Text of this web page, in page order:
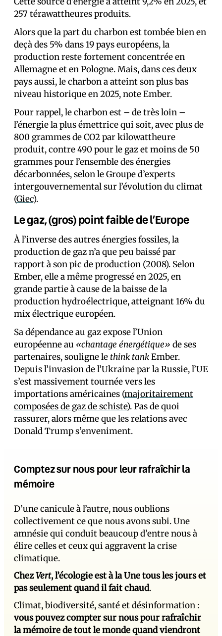
257 térawattheures produits.
Alors que la part du charbon est tombée bien en
deçà des 5% dans 19 pays européens, la
production reste fortement concentrée en
Allemagne et en Pologne. Mais, dans ces deux
pays aussi, le charbon a atteint son plus bas
niveau historique en 2025, note Ember.
Pour rappel, le charbon est – de très loin –
l’énergie la plus émettrice qui soit, avec plus de
800 grammes de CO2 par kilowattheure
produit, contre 490 pour le gaz et moins de 50
grammes pour l’ensemble des énergies
décarbonnées, selon le Groupe d’experts
intergouvernemental sur l’évolution du climat
(Giec).
Le gaz, (gros) point faible de l’Europe
À l’inverse des autres énergies fossiles, la
production de gaz n’a que peu baissé par
rapport à son pic de production (2008). Selon
Ember, elle a même progressé en 2025, en
grande partie à cause de la baisse de la
production hydroélectrique, atteignant 16% du
mix électrique européen.
Sa dépendance au gaz expose l’Union
européenne au «chantage énergétique» de ses
partenaires, souligne le think tankEmber.
Depuis l’invasion de l’Ukraine par la Russie, l’UE
s’est massivement tournée vers les
importations américaines (majoritairement
composées de gaz de schiste). Pas de quoi
rassurer, alors même que les relations avec
Donald Trump s’enveniment.
Comptez sur nous pour leur rafraîchir la
mémoire
D’une canicule à l’autre, nous oublions
collectivement ce que nous avons subi. Une
amnésie qui conduit beaucoup d’entre nous à
élire celles et ceux qui aggravent la crise
climatique.
ChezVert, l’écologie est à la Une tous les jours et
pas seulement quand il fait chaud.
Climat, biodiversité, santé et désinformation :
vous pouvez compter sur nous pour rafraîchir
la mémoire de tout le monde quand viendront